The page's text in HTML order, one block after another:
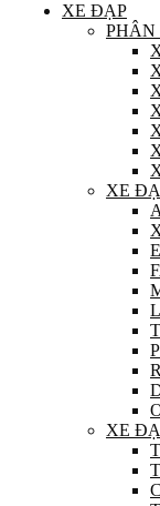
XE ĐẠP
XE
XE